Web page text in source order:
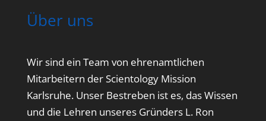
Über uns
Wir sind ein Team von ehrenamtlichen
Mitarbeitern der Scientology Mission
Karlsruhe. Unser Bestreben ist es, das Wissen
und die Lehren unseres Gründers L. Ron